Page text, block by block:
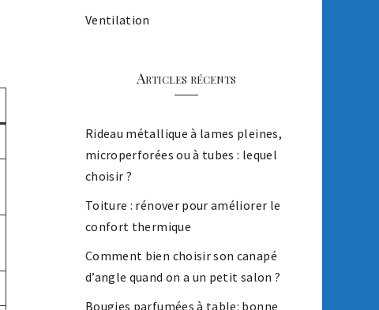
Ventilation
Articles récents
Rideau métallique à lames pleines,
microperforées ou à tubes : lequel
choisir ?
Toiture : rénover pour améliorer le
confort thermique
Comment bien choisir son canapé
d’angle quand on a un petit salon ?
Bougies parfumées à table: bonne